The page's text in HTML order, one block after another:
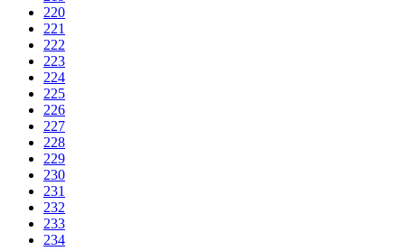
220
221
222
223
224
225
226
227
228
229
230
231
232
233
234